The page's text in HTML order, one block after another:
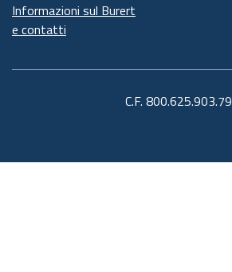
Informazioni sul Burert
e contatti
C.F. 800.625.903.79